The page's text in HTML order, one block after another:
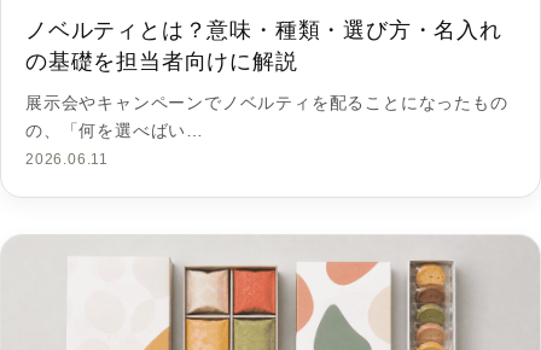
ノベルティとは？意味・種類・選び方・名入れ
の基礎を担当者向けに解説
展示会やキャンペーンでノベルティを配ることになったもの
の、「何を選べばい…
2026.06.11